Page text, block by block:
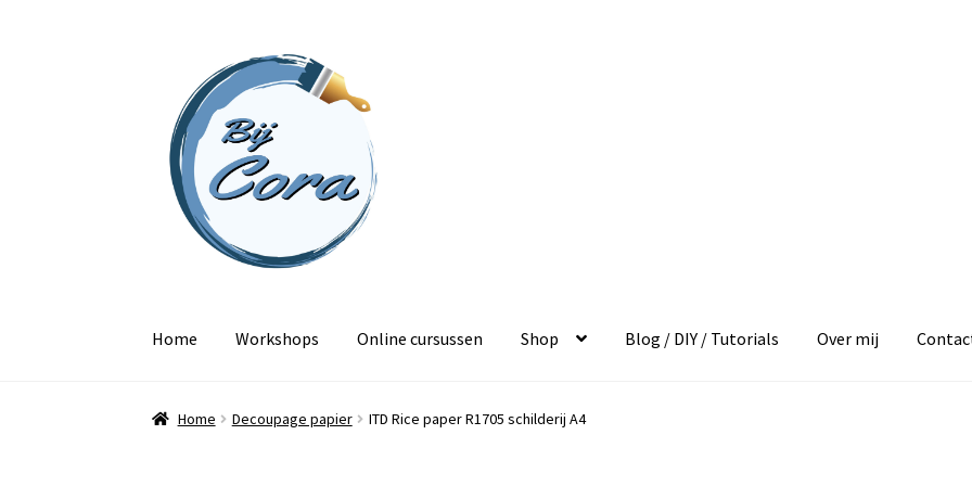
naar
navigatie
inhoud
Home Workshops Online cursussen Shop Blog / DIY / Tutorials Over mij
Home Decoupage papier ITD Rice paper R1705 schilderij A4